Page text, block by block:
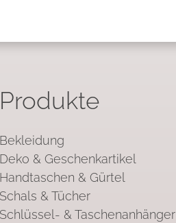
Produkte
Bekleidung
Deko & Geschenkartikel
Handtaschen & Gürtel
Schals & Tücher
Schlüssel- & Taschenanhänger